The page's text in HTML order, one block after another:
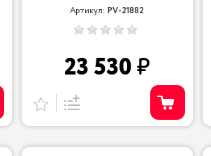
Артикул:PV-21882
23 530